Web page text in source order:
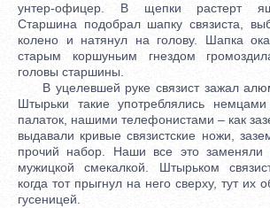
унтер-офицер. В щепки растерт
Старшина подобрал шапку связиста,
колено и натянул на голову. Шапка
старым коршуньим гнездом
головы старшины.
В уцелевшей руке связист зажал
Штырьки такие употреблялись
палаток, нашими телефонистами – как
выдавали кривые связистские ножи,
прочий набор. Наши все это заменяли
мужицкой смекалкой. Штырьком
когда тот прыгнул на него сверху, тут их
гусеницей.